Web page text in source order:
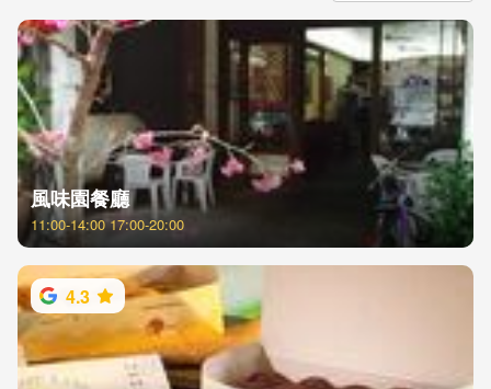
風味園餐廳
11:00-14:00 17:00-20:00
4.3